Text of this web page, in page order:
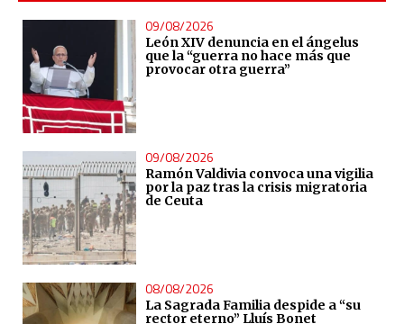
09/08/2026
León XIV denuncia en el ángelus
que la “guerra no hace más que
provocar otra guerra”
09/08/2026
Ramón Valdivia convoca una vigilia
por la paz tras la crisis migratoria
de Ceuta
08/08/2026
La Sagrada Familia despide a “su
rector eterno” Lluís Bonet